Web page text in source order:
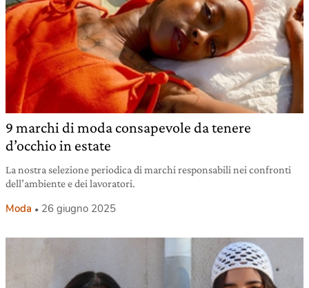
9 marchi di moda consapevole da tenere
d’occhio in estate
La nostra selezione periodica di marchi responsabili nei confronti
dell’ambiente e dei lavoratori.
Moda 26 giugno 2025